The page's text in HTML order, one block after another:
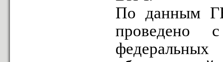
По данным
проведено